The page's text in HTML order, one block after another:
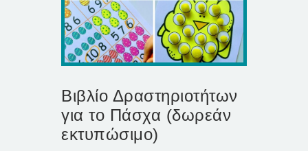
Βιβλίο Δραστηριοτήτων
για το Πάσχα (δωρεάν
εκτυπώσιμο)